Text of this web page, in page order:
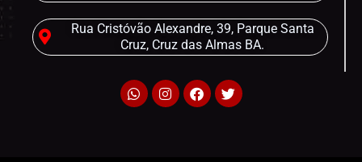
Rua Cristóvão Alexandre, 39, Parque Santa
Cruz, Cruz das Almas BA.